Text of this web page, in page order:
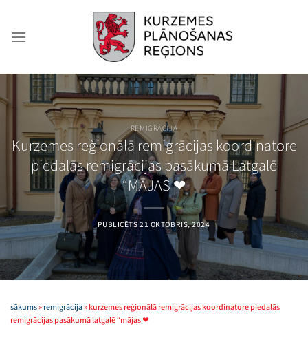
content
REMIGRĀCIJA
Kurzemes reģionālā remigrācijas koordinatore
piedalās remigrācijas pasākumā Latgalē
“MĀJAS ❤
PUBLICĒTS21 OKTOBRIS, 2024
sākums»remigrācija»kurzemes reģionālā remigrācijas koordinatore piedalās
remigrācijas pasākumā latgalē “mājas ❤